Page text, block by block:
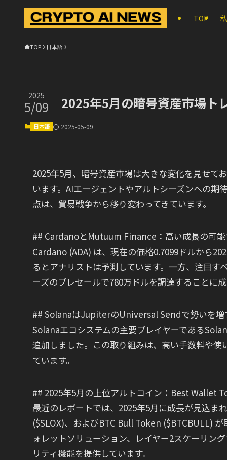
TOP
TOP 日本語
2025年5月の暗号資産市場ト
2025
5/09
日本語 2025-05-09
2025年5月、暗号資産市場は大きな変化を見せて
います。AIエージェントやアルトシーズンへの
点は、貿易戦争から移り変わってきています。
## CardanoとMutuum Finance：高い成長の可
Cardano (ADA) は、現在の価格0.7099ドルから
るとアナリストは予測しています。一方、注目
ーズのプレセールで780万ドルを調達することに
## SolanaはJupiterのUniversal Sendで勢いを増
Solanaエコシステムの主要プレイヤーである
追加しました。この取り組みは、高い手数料や
ています。
## 2025年5月の上位アルトコイン：Best Wallet
最近のレポートでは、2025年5月に成長が見込
($SLOX)、およびBTC Bull Token ($BTCBULL)
ォレットソリューション、レイヤー2スケーリン
リティ機能を提供しています。